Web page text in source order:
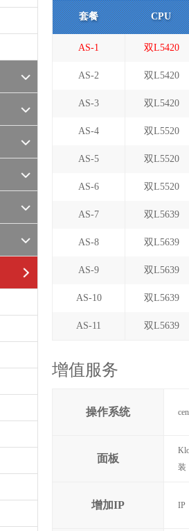
套餐 CPU
AS-1 双L5420
AS-2 双L5420
AS-3 双L5420
AS-4 双L5520
AS-5 双L5520
AS-6 双L5520
AS-7 双L5639
AS-8 双L5639
AS-9 双L5639
AS-10 双L5639
AS-11 双L5639
增值服务
操作系统
面板
装
增加IP IP